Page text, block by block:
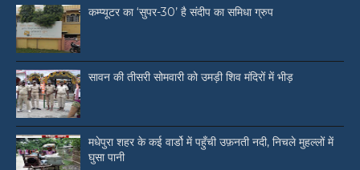
कम्प्यूटर का ‘सुपर-30’ है संदीप का समिधा ग्रुप
सावन की तीसरी सोमवारी को उमड़ी शिव मंदिरों में भीड़
मधेपुरा शहर के कई वार्डो में पहुँची उफ़नती नदी, निचले मुहल्लों में
घुसा पानी